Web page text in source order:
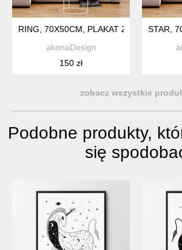
RING, 70X50CM, PLAKAT Z
akonaDesign
150 zł
STAR,
zobacz wszystkie
Podobne produkty,
się